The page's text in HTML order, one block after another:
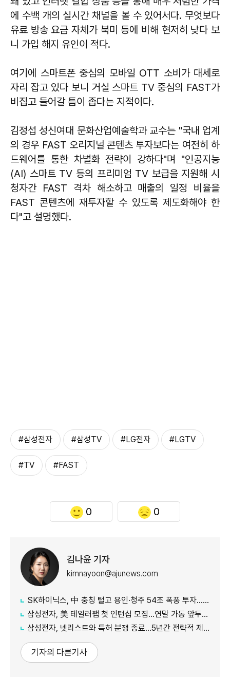
에 수백 개의 실시간 채널을 볼 수 있어서다. 무엇보다
유료 방송 요금 자체가 북미 등에 비해 현저히 낮다 보
니 가입 해지 유인이 적다.
여기에 스마트폰 중심의 모바일 OTT 소비가 대세로
자리 잡고 있다 보니 거실 스마트 TV 중심의 FAST가
비집고 들어갈 틈이 좁다는 지적이다.
김정섭 성신여대 문화산업예술학과 교수는 "국내 업계
의 경우 FAST 오리지널 콘텐츠 투자보다는 여전히 하
드웨어를 통한 차별화 전략이 강하다"며 "인공지능
(AI) 스마트 TV 등의 프리미엄 TV 보급을 지원해 시
청자간 FAST 격차 해소하고 매출의 일정 비율을
FAST 콘텐츠에 재투자할 수 있도록 제도화해야 한
다"고 설명했다.
#삼성전자 #삼성TV #LG전자 #LGTV
#TV #FAST
0 0
김나윤 기자
kimnayoon@ajunews.com
SK하이닉스, 中 충칭 털고 용인·청주 54조 폭풍 투자…AI 메모리 '선택과 집중'
삼성전자, 美 테일러팹 첫 인턴십 모집…연말 가동 앞두고 '인재 선점' 총력
삼성전자, 넷리스트와 특허 분쟁 종료…5년간 전략적 제휴
기자의 다른기사